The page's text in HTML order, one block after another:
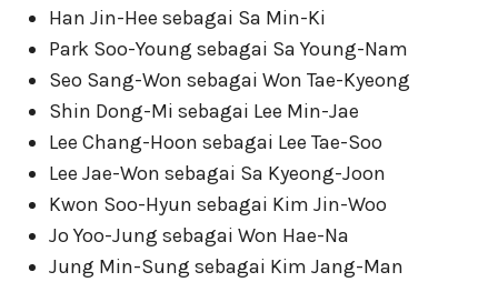
Han Jin-Hee sebagai Sa Min-Ki
Park Soo-Young sebagai Sa Young-Nam
Seo Sang-Won sebagai Won Tae-Kyeong
Shin Dong-Mi sebagai Lee Min-Jae
Lee Chang-Hoon sebagai Lee Tae-Soo
Lee Jae-Won sebagai Sa Kyeong-Joon
Kwon Soo-Hyun sebagai Kim Jin-Woo
Jo Yoo-Jung sebagai Won Hae-Na
Jung Min-Sung sebagai Kim Jang-Man